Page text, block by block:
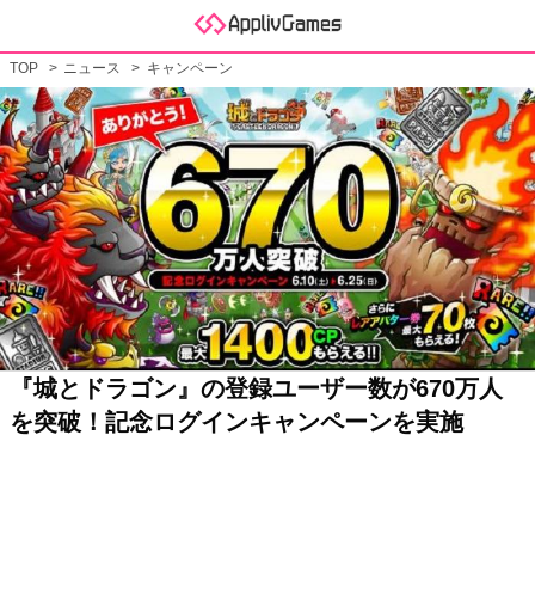
TOP ニュース キャンペーン
『城とドラゴン』の登録ユーザー数が670万人
を突破！記念ログインキャンペーンを実施